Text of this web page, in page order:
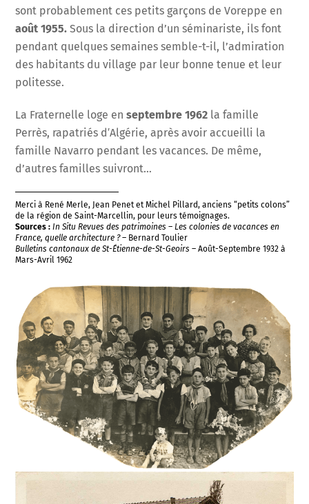
sont probablement ces petits garçons de Voreppe en
août 1955. Sous la direction d’un séminariste, ils font
pendant quelques semaines semble-t-il, l’admiration
des habitants du village par leur bonne tenue et leur
politesse.
La Fraternelle loge enseptembre 1962 la famille
Perrès, rapatriés d′Algérie, après avoir accueilli la
famille Navarro pendant les vacances. De même,
d’autres familles suivront…
Merci à René Merle, Jean Penet et Michel Pillard, anciens “petits colons”
de la région de Saint-Marcellin, pour leurs témoignages.
Sources :In Situ Revues des patrimoines – Les colonies de vacances en
France, quelle architecture ?– Bernard Toulier
Bulletins cantonaux de St-Étienne-de-St-Geoirs – Août-Septembre 1932 à
Mars-Avril 1962